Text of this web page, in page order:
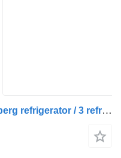
Fiat Ducato F Maxi 3.5 LH2 / Isberg refrigerator / 3 refrigerated cha